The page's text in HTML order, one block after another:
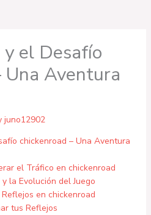
el Desafío
Una Aventura
juno12902
chickenroad – Una Aventura
el Tráfico en chickenroad
la Evolución del Juego
en chickenroad
tus Reflejos